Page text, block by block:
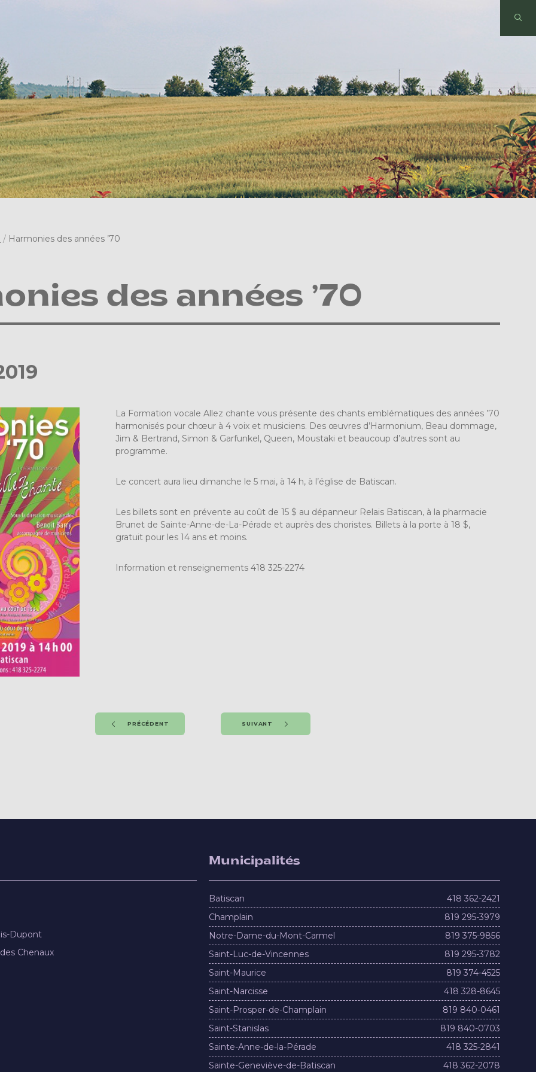
/ Harmonies des années ’70
des années ’70
La Formation vocale Allez chante vous présente des chants emblématiques des années ’70
harmonisés pour chœur à 4 voix et musiciens. Des œuvres d’Harmonium, Beau dommage,
Jim & Bertrand, Simon & Garfunkel, Queen, Moustaki et beaucoup d’autres sont au
programme.
Le concert aura lieu dimanche le 5 mai, à 14 h, à l’église de Batiscan.
Les billets sont en prévente au coût de 15 $ au dépanneur Relais Batiscan, à la pharmacie
Brunet de Sainte-Anne-de-La-Pérade et auprès des choristes. Billets à la porte à 18 $,
gratuit pour les 14 ans et moins.
Information et renseignements 418 325-2274
PRÉCÉDENT SUIVANT
Dupont
Chenaux
Municipalités
Batiscan
418 362-2421
Champlain
819 295-3979
Notre-Dame-du-Mont-Carmel
819 375-9856
Saint-Luc-de-Vincennes
819 295-3782
Saint-Maurice
819 374-4525
Saint-Narcisse
418 328-8645
Saint-Prosper-de-Champlain
819 840-0461
Saint-Stanislas
819 840-0703
Sainte-Anne-de-la-Pérade
418 325-2841
Sainte-Geneviève-de-Batiscan
418 362-2078